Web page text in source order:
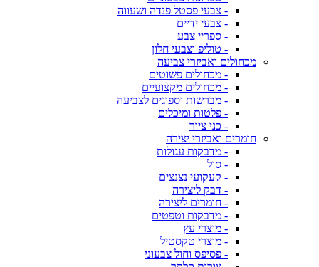
- צבעי פסטל פנדה ושעווה
- צבעי ידיים
- ספריי צבע
- טוליפ וצבעי חלון
מכחולים ואביזרי צביעה
- מכחולים פשוטים
- מכחולים מקצועיים
- מברשות וספוגים לצביעה
- פלטות ומיכלים
- כני ציור
חומרים ואביזרי יצירה
- מדבקות עגולות
- סול
- קעקועי נצנצים
- דבק ליצירה
- חומרים ליצירה
- מדבקות וטפטים
- מוצרי עץ
- מוצרי טקסטיל
- פסיפס וחול צבעוני